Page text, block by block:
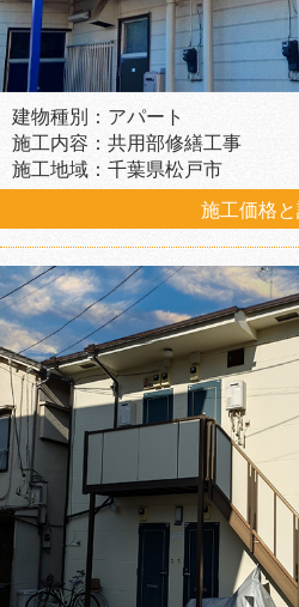
建物種別：アパート
施工内容：共用部修繕工事
施工地域：千葉県松戸市
施工価格